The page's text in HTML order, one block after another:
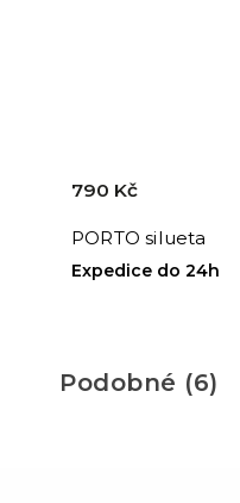
PORTO silueta
Expedice do 24h
790 Kč
Podobné (6)